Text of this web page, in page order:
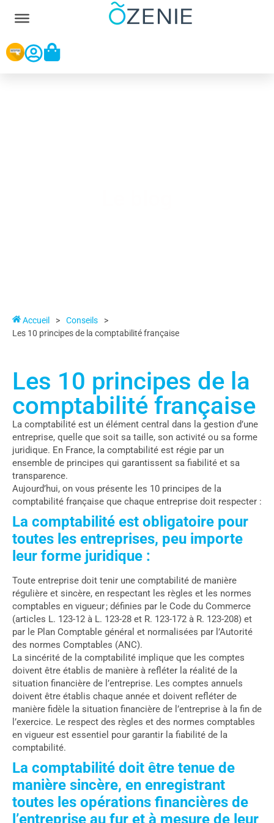
Accueil > Conseils
>
Les 10 principes de la comptabilité française
Les 10 principes de la
comptabilité française
La comptabilité est un élément central dans la gestion d’une
entreprise, quelle que soit sa taille, son activité ou sa forme
juridique. En France, la comptabilité est régie par un
ensemble de principes qui garantissent sa fiabilité et sa
transparence.
Aujourd’hui, on vous présente les 10 principes de la
comptabilité française que chaque entreprise doit respecter :
La comptabilité est obligatoire pour
toutes les entreprises, peu importe
leur forme juridique :
Toute entreprise doit tenir une comptabilité de manière
régulière et sincère, en respectant les règles et les normes
comptables en vigueur ; définies par le Code du Commerce
(articles L. 123-12 à L. 123-28 et R. 123-172 à R. 123-208) et
par le Plan Comptable général et normalisées par l’Autorité
des normes Comptables (ANC).
La sincérité de la comptabilité implique que les comptes
doivent être établis de manière à refléter la réalité de la
situation financière de l’entreprise. Les comptes annuels
doivent être établis chaque année et doivent refléter de
manière fidèle la situation financière de l’entreprise à la fin de
l’exercice. Le respect des règles et des normes comptables
en vigueur est essentiel pour garantir la fiabilité de la
comptabilité.
La comptabilité doit être tenue de
manière sincère, en enregistrant
toutes les opérations financières de
l’entreprise au fur et à mesure de leur